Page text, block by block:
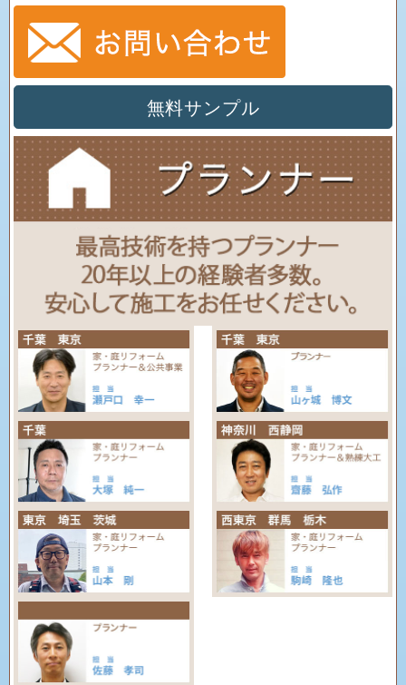
無料サンプル